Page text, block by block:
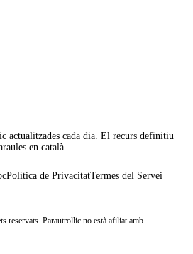
actualitzades cada dia. El recurs definitiu
en català.
Política de PrivacitatTermes del Servei
reservats. Parautrollic no està afiliat amb